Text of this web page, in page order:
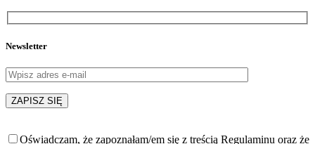
Newsletter
Oświadczam, że zapoznałam/em się z treścią Regulaminu oraz że